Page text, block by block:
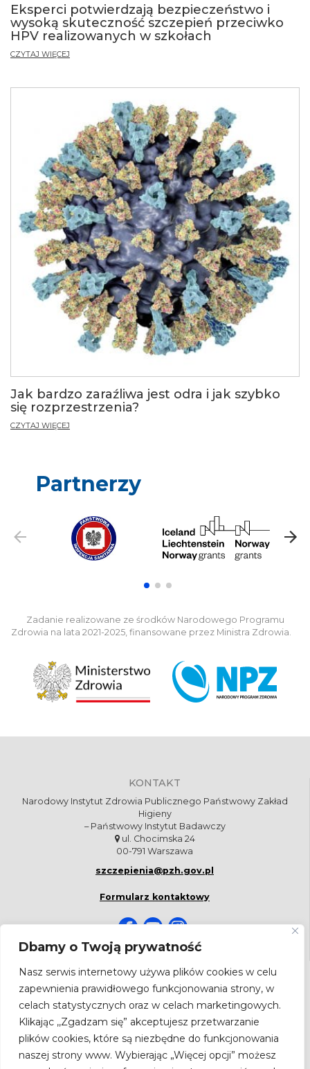
Dbamy o Twoją prywatność
Nasz serwis internetowy używa plików cookies w celu
zapewnienia prawidłowego funkcjonowania strony, w
celach statystycznych oraz w celach marketingowych.
Klikając ,,Zgadzam się” akceptujesz przetwarzanie
plików cookies, które są niezbędne do funkcjonowania
naszej strony www. Wybierając „Więcej opcji” możesz
Eksperci potwierdzają bezpieczeństwo i
wysoką skuteczność szczepień przeciwko
HPV realizowanych w szkołach
CZYTAJ WIĘCEJ
Jak bardzo zaraźliwa jest odra i jak szybko
się rozprzestrzenia?
CZYTAJ WIĘCEJ
Partnerzy
Zadanie realizowane ze środków Narodowego Programu
Zdrowia na lata 2021-2025, finansowane przez Ministra Zdrowia.
KONTAKT
Narodowy Instytut Zdrowia Publicznego Państwowy Zakład
Higieny
– Państwowy Instytut Badawczy
ul. Chocimska 24
00-791 Warszawa
szczepienia@pzh.gov.pl
Formularz kontaktowy
NEWSLETTER
Adres
email